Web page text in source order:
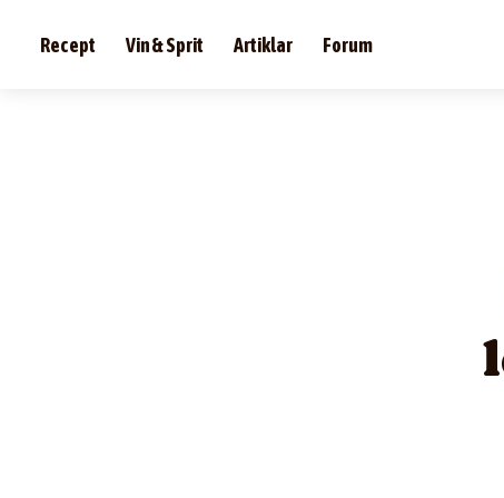
Recept Vin & Sprit Artiklar Forum